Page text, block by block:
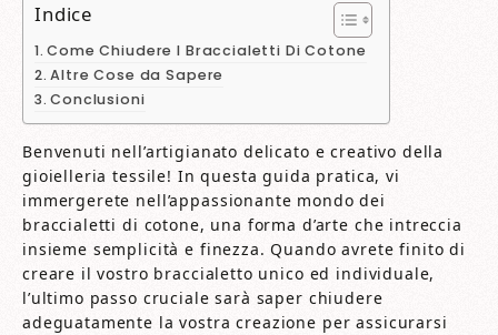
Indice
Come Chiudere I Braccialetti Di Cotone
Altre Cose da Sapere
Conclusioni
Benvenuti nell’artigianato delicato e creativo della
gioielleria tessile! In questa guida pratica, vi
immergerete nell’appassionante mondo dei
braccialetti di cotone, una forma d’arte che intreccia
insieme semplicità e finezza. Quando avrete finito di
creare il vostro braccialetto unico ed individuale,
l’ultimo passo cruciale sarà saper chiudere
adeguatamente la vostra creazione per assicurarsi